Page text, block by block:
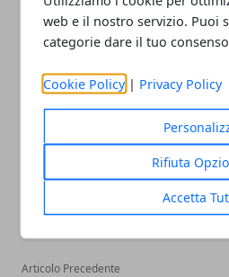
web e il nostro servizio. Puoi
categorie dare il tuo
Cookie Policy | Privacy Policy
Rifiuta
Accetta
punti per uno sfrattodubbi
registra un contratto
Whatsapp
Articolo Precedente